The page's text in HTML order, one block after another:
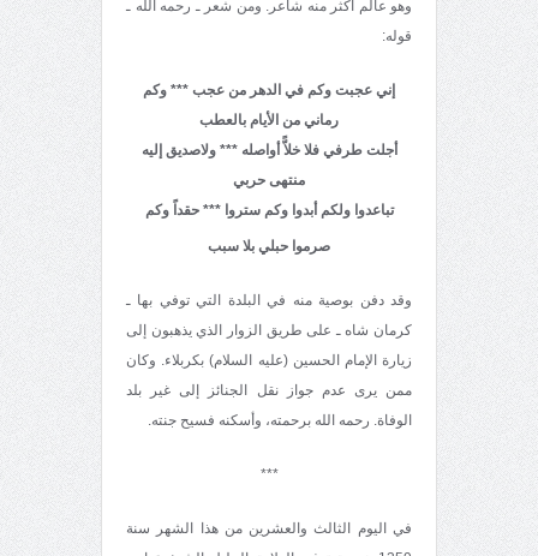
وهو عالم اكثر منه شاعر. ومن شعر ـ رحمه الله ـ
قوله:
إني عجبت وكم في الدهر من عجب *** وكم
رماني من الأيام بالعطب
أجلت طرفي فلا خلاًّ أواصله *** ولاصديق إليه
منتهى حربي
تباعدوا ولكم أبدوا وكم ستروا *** حقداً وكم
صرموا حبلي بلا سبب
وقد دفن بوصية منه في البلدة التي توفي بها ـ
كرمان شاه ـ على طريق الزوار الذي يذهبون إلى
زيارة الإمام الحسين (عليه السلام) بكربلاء. وكان
ممن يرى عدم جواز نقل الجنائز إلى غير بلد
الوفاة. رحمه الله برحمته، وأسكنه فسيح جنته.
***
في اليوم الثالث والعشرين من هذا الشهر سنة